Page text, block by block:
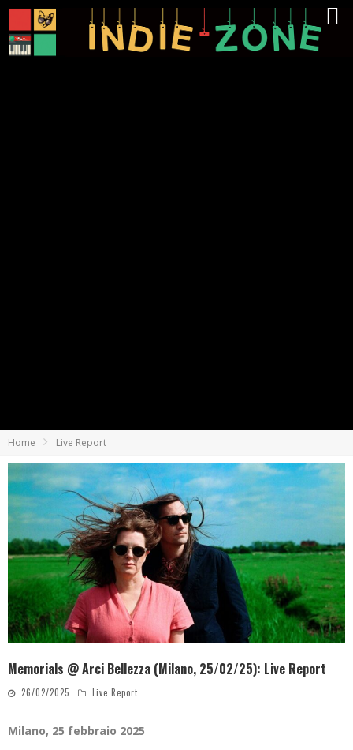
Home Live Report
Memorials @ Arci Bellezza (Milano, 25/02/25): Live Report
26/02/2025 Live Report
Milano, 25 febbraio 2025